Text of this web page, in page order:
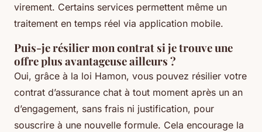
virement. Certains services permettent même un
traitement en temps réel via application mobile.
Puis-je résilier mon contrat si je trouve une
offre plus avantageuse ailleurs ?
Oui, grâce à la loi Hamon, vous pouvez résilier votre
contrat d’assurance chat à tout moment après un an
d’engagement, sans frais ni justification, pour
souscrire à une nouvelle formule. Cela encourage la